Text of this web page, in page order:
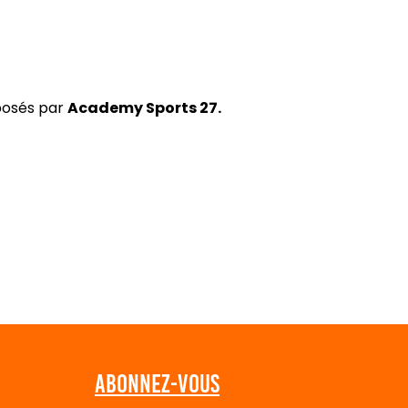
parAcademy Sports 27.
Abonnez-vous